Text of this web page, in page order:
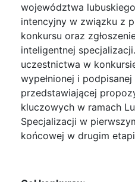
województwa
intencyjny w związku z
konkursu oraz
inteligentnej
uczestnictwa w
wypełnionej i
przedstawiającej
kluczowych w ramach
Specjalizacji w
końcowej w drugim